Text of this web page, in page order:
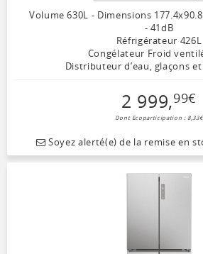
Volume 630L - Dimensions
- 41dB
Réfrigérateur 426L
Congélateur Froid
Distributeur d’eau, glaçons
2 999,99€
Dont Ecoparticipation : 8,33€
Soyez alerté(e) de la remise en